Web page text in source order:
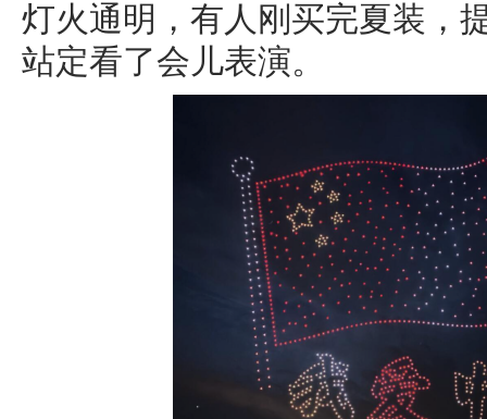
灯火通明，有人刚买完夏装，
站定看了会儿表演。